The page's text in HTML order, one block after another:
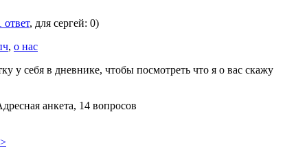
ответ, для сергей: 0)
, о нас
у себя в дневнике, чтобы посмотреть что я о вас скажу
анкета, 14 вопросов